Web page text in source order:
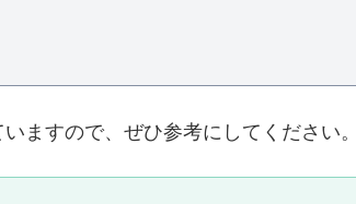
ますので、ぜひ参考にしてください。